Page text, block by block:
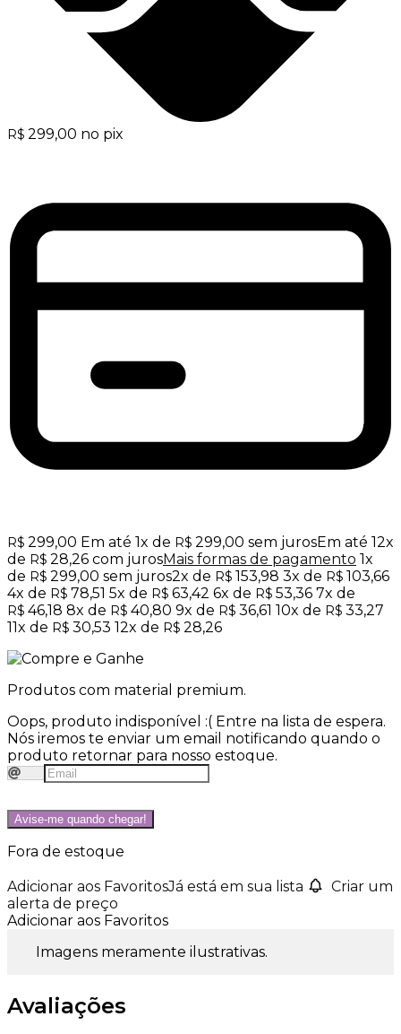
R$ 299,00 no pix
R$ 299,00 Em até 1x de R$ 299,00 sem jurosEm até 12x
de R$ 28,26 com jurosMais formas de pagamento 1x
de R$ 299,00 sem juros2x de R$ 153,98 3x de R$ 103,66
4x de R$ 78,51 5x de R$ 63,42 6x de R$ 53,36 7x de
R$ 46,18 8x de R$ 40,80 9x de R$ 36,61 10x de R$ 33,27
11x de R$ 30,53 12x de R$ 28,26
Produtos com material premium.
Oops, produto indisponível :( Entre na lista de espera.
Nós iremos te enviar um email notificando quando o
produto retornar para nosso estoque.
Avise-me quando chegar!
Fora de estoque
Adicionar aos FavoritosJá está em sua lista
Criar um
alerta de preço
Adicionar aos Favoritos
Imagens meramente ilustrativas.
Avaliações